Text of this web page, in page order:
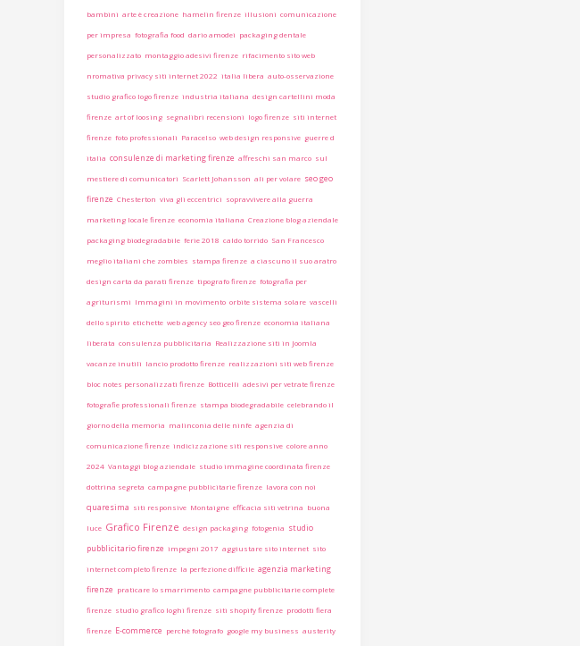
bambini arte è creazione hamelin firenze illusioni comunicazione
per impresa fotografia food dario amodei packaging dentale
personalizzato montaggio adesivi firenze rifacimento sito web
nromativa privacy siti internet 2022 italia libera auto-osservazione
studio grafico logo firenze industria italiana design cartellini moda
firenze art of loosing segnalibri recensioni logo firenze siti internet
firenze foto professionali Paracelso web design responsive guerre d
italia consulenze di marketing firenze affreschi san marco sul
mestiere di comunicatori Scarlett Johansson ali per volare seo geo
firenze Chesterton viva gli eccentrici sopravvivere alla guerra
marketing locale firenze economia italiana Creazione blog aziendale
packaging biodegradabile ferie 2018 caldo torrido San Francesco
meglio italiani che zombies stampa firenze a ciascuno il suo aratro
design carta da parati firenze tipografo firenze fotografia per
agriturismi Immagini in movimento orbite sistema solare vascelli
dello spirito etichette web agency seo geo firenze economia italiana
liberata consulenza pubblicitaria Realizzazione siti in Joomla
vacanze inutili lancio prodotto firenze realizzazioni siti web firenze
bloc notes personalizzati firenze Botticelli adesivi per vetrate firenze
fotografie professionali firenze stampa biodegradabile celebrando il
giorno della memoria malinconia delle ninfe agenzia di
comunicazione firenze indicizzazione siti responsive colore anno
2024 Vantaggi blog aziendale studio immagine coordinata firenze
dottrina segreta campagne pubblicitarie firenze lavora con noi
quaresima siti responsive Montaigne efficacia siti vetrina buona
luce Grafico Firenze design packaging fotogenia studio
pubblicitario firenze impegni 2017 aggiustare sito internet sito
internet completo firenze la perfezione difficile agenzia marketing
firenze praticare lo smarrimento campagne pubblicitarie complete
firenze studio grafico loghi firenze siti shopify firenze prodotti fiera
firenze E-commerce perchè fotografo google my business austerity